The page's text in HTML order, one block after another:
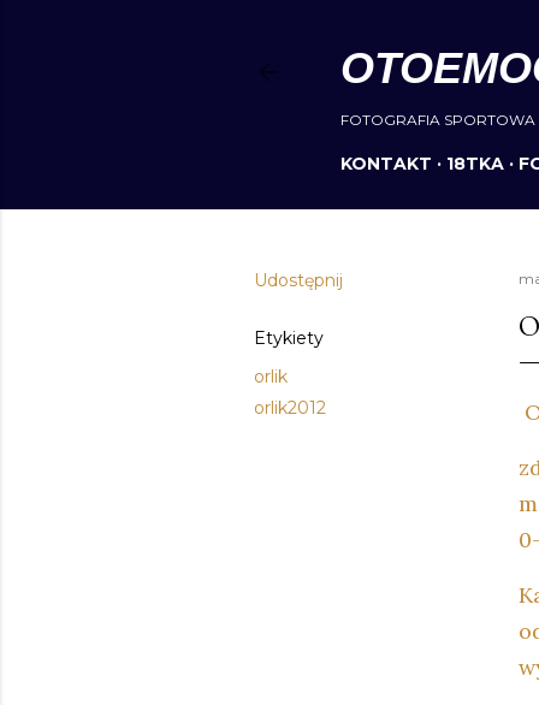
FOTOGRAFIA
KONTAKT 18TKA
Udostępnij
Etykiety
orlik
orlik2012